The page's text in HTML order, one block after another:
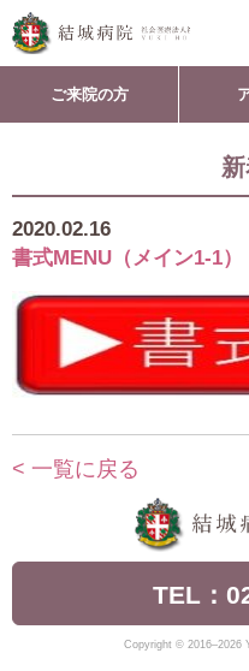
ご来院の方
2020.02.16
書式MENU（メイン1-1）
< 一覧に戻る
TEL：
Copyright © 2016–2026